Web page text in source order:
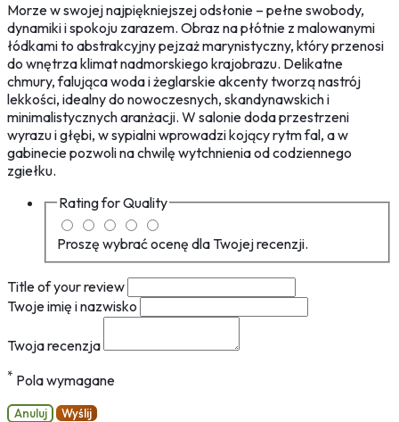
Morze w swojej najpiękniejszej odsłonie – pełne swobody,
dynamiki i spokoju zarazem. Obraz na płótnie z malowanymi
łódkami to abstrakcyjny pejzaż marynistyczny, który przenosi
do wnętrza klimat nadmorskiego krajobrazu. Delikatne
chmury, falująca woda i żeglarskie akcenty tworzą nastrój
lekkości, idealny do nowoczesnych, skandynawskich i
minimalistycznych aranżacji. W salonie doda przestrzeni
wyrazu i głębi, w sypialni wprowadzi kojący rytm fal, a w
gabinecie pozwoli na chwilę wytchnienia od codziennego
zgiełku.
Rating forQuality
Proszę wybrać ocenę dla Twojej recenzji.
Title of your review
Twoje imię i nazwisko
Twoja recenzja
* Pola wymagane
Anuluj Wyślij